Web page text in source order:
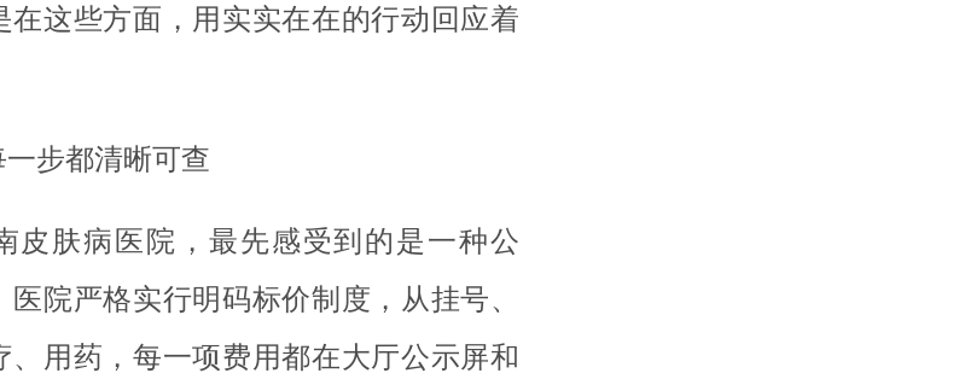
在这些方面，用实实在在的行动回应着
步都清晰可查
皮肤病医院，最先感受到的是一种公
院严格实行明码标价制度，从挂号、
、用药，每一项费用都在大厅公示屏和